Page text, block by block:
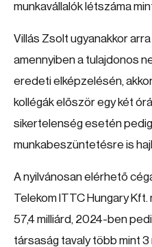
munkavállalók létszáma
Villás Zsolt ugyanakkor
amennyiben a tulajdonos
eredeti elképzelésén,
kollégák először egy két
sikertelenség esetén
munkabeszüntetésre is
A nyilvánosan elérhető
Telekom ITTC Hungary
57,4 milliárd, 2024-ben
társaság tavaly több mint